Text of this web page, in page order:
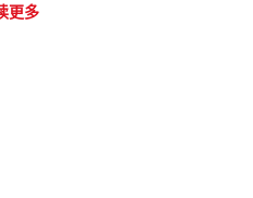
更多